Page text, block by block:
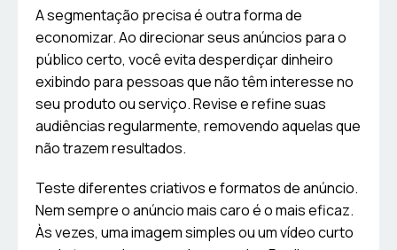
A segmentação precisa é outra forma de
economizar. Ao direcionar seus anúncios para o
público certo, você evita desperdiçar dinheiro
exibindo para pessoas que não têm interesse no
seu produto ou serviço. Revise e refine suas
audiências regularmente, removendo aquelas que
não trazem resultados.
Teste diferentes criativos e formatos de anúncio.
Nem sempre o anúncio mais caro é o mais eficaz.
Às vezes, uma imagem simples ou um vídeo curto